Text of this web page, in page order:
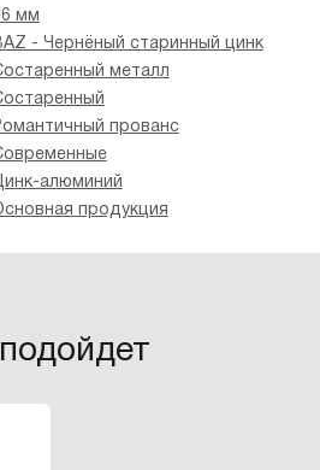
мм
- Чернёный старинный цинк
металл
прованс
алюминий
продукция